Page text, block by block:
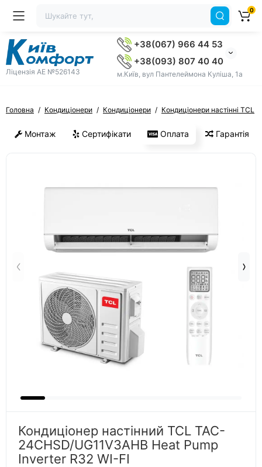
Ліцензія AE №526143
+38(067) 966 44 53
+38(093) 807 40 40
м.Київ, вул Пантелеймона Куліша, 1а
0
Головна Кондиціонери Кондиціонери Кондиціонери настінні TCL
Монтаж Сертифікати Оплата Гарантія
Кондиціонер настінний TCL TAC-
24CHSD/UG11V3AHB Heat Pump
Inverter R32 WI-FI